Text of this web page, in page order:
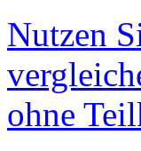
Nutzen
ohne